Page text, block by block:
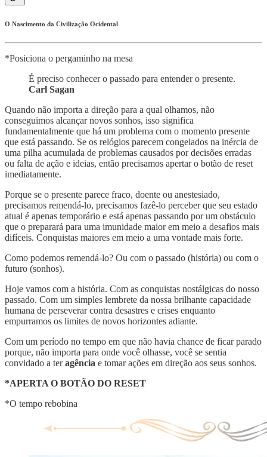
O Nascimento da Civilização Ocidental
*Posiciona o pergaminho na mesa
É preciso conhecer o passado para entender o presente.
Carl Sagan
Quando não importa a direção para a qual olhamos, não
conseguimos alcançar novos sonhos, isso significa
fundamentalmente que há um problema com o momento presente
que está passando. Se os relógios parecem congelados na inércia de
uma pilha acumulada de problemas causados por decisões erradas
ou falta de ação e ideias, então precisamos apertar o botão de reset
imediatamente.
Porque se o presente parece fraco, doente ou anestesiado,
precisamos remendá-lo, precisamos fazê-lo perceber que seu estado
atual é apenas temporário e está apenas passando por um obstáculo
que o preparará para uma imunidade maior em meio a desafios mais
difíceis. Conquistas maiores em meio a uma vontade mais forte.
Como podemos remendá-lo? Ou com o passado (história) ou com o
futuro (sonhos).
Hoje vamos com a história. Com as conquistas nostálgicas do nosso
passado. Com um simples lembrete da nossa brilhante capacidade
humana de perseverar contra desastres e crises enquanto
empurramos os limites de novos horizontes adiante.
Com um período no tempo em que não havia chance de ficar parado
porque, não importa para onde você olhasse, você se sentia
convidado a teragência e tomar ações em direção aos seus sonhos.
*APERTA O BOTÃO DO RESET
*O tempo rebobina